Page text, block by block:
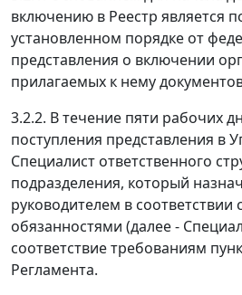
включению в Реестр является
установленном порядке от
представления о включении
прилагаемых к нему
3.2.2. В течение пяти рабочих
поступления представления в
Специалист ответственного
подразделения, который
руководителем в
обязанностями (далее -
соответствие требованиям
Регламента.